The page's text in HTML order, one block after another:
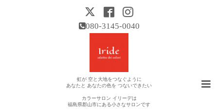
080-3145-0040
虹が 空と大地をつなぐように
あなたと あなたの色を つないできたい
カラーサロン イリーデは
福島県郡山市にある小さなサロンです